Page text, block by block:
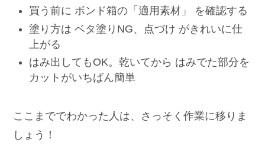
買う前に ボンド箱の「適用素材」 を確認する
塗り方は ベタ塗りNG、点づけ がきれいに仕
上がる
はみ出してもOK。乾いてから はみでた部分を
カットがいちばん簡単
ここまででわかった人は、さっそく作業に移りま
しょう！